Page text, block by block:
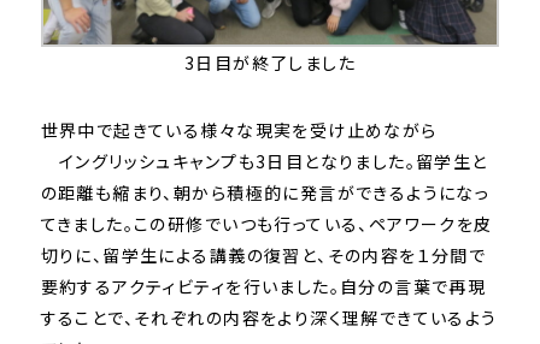
3日目が終了しました
世界中で起きている様々な現実を受け止めながら
イングリッシュキャンプも3日目となりました。留学生と
の距離も縮まり、朝から積極的に発言ができるようになっ
てきました。この研修でいつも行っている、ペアワークを皮
切りに、留学生による講義の復習と、その内容を１分間で
要約するアクティビティを行いました。自分の言葉で再現
することで、それぞれの内容をより深く理解できているよう